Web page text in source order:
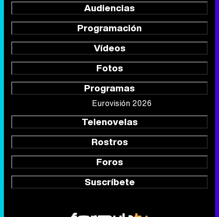
Audiencias
Programación
Vídeos
Fotos
Programas
Eurovisión 2026
Telenovelas
Rostros
Foros
Suscríbete